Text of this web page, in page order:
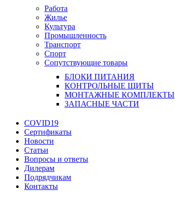
Работа
Жилье
Культура
Промышленность
Транспорт
Спорт
Сопутствующие товары
БЛОКИ ПИТАНИЯ
КОНТРОЛЬНЫЕ ЩИТЫ
МОНТАЖНЫЕ КОМПЛЕКТЫ
ЗАПАСНЫЕ ЧАСТИ
COVID19
Сертификаты
Новости
Статьи
Вопросы и ответы
Дилерам
Подрядчикам
Контакты